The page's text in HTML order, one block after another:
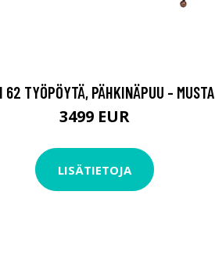
62 TYÖPÖYTÄ, PÄHKINÄPUU - MUSTA
3499 EUR
LISÄTIETOJA